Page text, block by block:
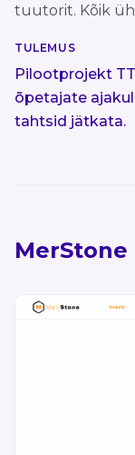
tuutorit. Kõik
TULEMUS
Pilootprojekt
õpetajate
tahtsid jätkata.
MerStone